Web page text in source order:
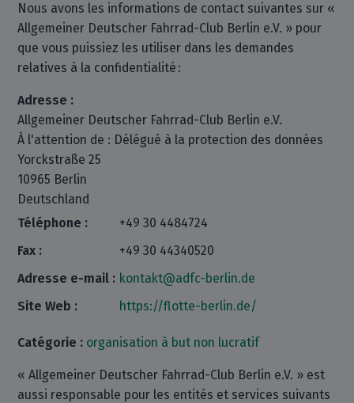
Nous avons les informations de contact suivantes sur «
Allgemeiner Deutscher Fahrrad-Club Berlin e.V. » pour
que vous puissiez les utiliser dans les demandes
relatives à la confidentialité :
Adresse :
Allgemeiner Deutscher Fahrrad-Club Berlin e.V.
À l'attention de : Délégué à la protection des données
Yorckstraße 25
10965 Berlin
Deutschland
Téléphone :
+49 30 4484724
Fax :
+49 30 44340520
Adresse e-mail : kontakt@adfc-berlin.de
Site Web :
https://flotte-berlin.de/
Catégorie : organisation à but non lucratif
« Allgemeiner Deutscher Fahrrad-Club Berlin e.V. » est
aussi responsable pour les entités et services suivants